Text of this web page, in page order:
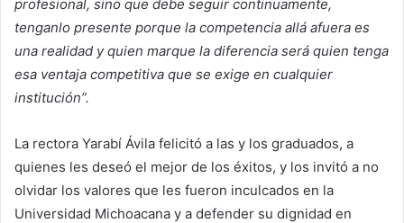
profesional, sino que debe seguir continuamente,
tenganlo presente porque la competencia allá afuera es
una realidad y quien marque la diferencia será quien tenga
esa ventaja competitiva que se exige en cualquier
institución”.
La rectora Yarabí Ávila felicitó a las y los graduados, a
quienes les deseó el mejor de los éxitos, y los invitó a no
olvidar los valores que les fueron inculcados en la
Universidad Michoacana y a defender su dignidad en